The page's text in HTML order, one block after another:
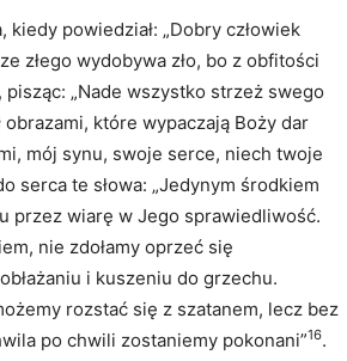
powiedział: „Dobry człowiek
złego wydobywa zło, bo z obfitości
„Nade wszystko strzeż swego
obrazami, które wypaczają Boży dar
mój synu, swoje serce, niech twoje
serca te słowa: „Jedynym środkiem
przez wiarę w Jego sprawiedliwość.
nie zdołamy oprzeć się
i kuszeniu do grzechu.
rozstać się z szatanem, lecz bez
po chwili zostaniemy pokonani”16.